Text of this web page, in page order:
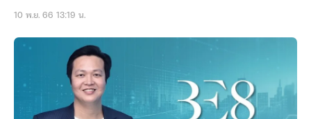
10 พ.ย. 66 13:19 น.